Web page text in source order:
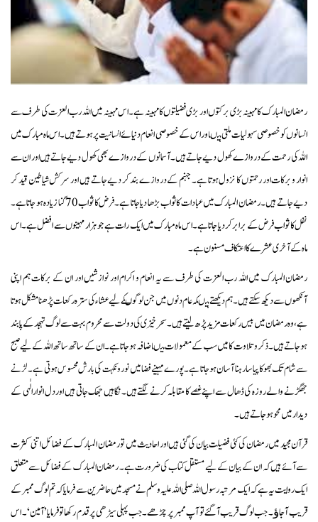
رمضان المبارک کا مہینہ بڑی برکتوں اور بڑی فضیلتوں کامہینہ ہے۔ اس مہینہ میں اللہ رب العزت کی طرف سے
انسانوں کو خصوصی سہولیات ملتی ہیںاور اس کے خصوصی انعام دنیائے انسانیت پر ہوتے ہیں۔اس ماہ مبارک میں
اللہ کی رحمت کے دروازے کھول دیے جاتے ہیں۔ آسمانوں کے دروازے بھی کھول دیے جاتے ہیں اور ان سے
انوار و برکات اور رحمتوں کا نزول ہوتا ہے۔ جہنم کے دروازے بند کر دیے جاتے ہیں اور سرکش شیاطین قید کر
دیے جاتے ہیں۔ رمضان المبارک میں عبادات کا ثواب بڑھا دیا جاتا ہے۔ فرض کا ثواب 70 گنا زیادہ ہو جاتا ہے۔
نفل کا ثواب فرض کے برابر کر دیا جاتا ہے۔ اس ماہ مبارک میں ایک رات ہے جو ہزار مہینوں سے افضل ہے۔اس
ماہ کے آخری عشرے کا اعتکاف مسنون ہے۔
رمضان المبارک میں اللہ رب العزت کی طرف سے یہ انعام و اکرام اور نوازشیں اور ان کے برکات ہم اپنی
آنکھوں سے دیکھ سکتے ہیں۔ہم دیکھتے ہیںکہ عام دنوں میں جن لوگوںکے لیے عشاءکی سترہ رکعات پڑھنا مشکل ہوتا
ہے، وہ رمضان میں بیس رکعات مزید پڑھ لیتے ہیں۔ سحر خیزی کی دولت سے محروم بہت سے لوگ تہجد کے پابند
ہو جاتے ہیں۔ ذکر و تلاوت کامیں سب کے معمولات میںاضافہ ہو جاتا ہے۔ان کے ساتھ ساتھ اللہ کے لیے صبح
سے شام تک بھوکا پیاسا رہنا آسان ہو جاتا ہے۔پورے مہینے فضا میں نور و نکہت کی بارش محسوس ہوتی ہے۔ لڑنے
جھگڑنے والے روزہ کی ڈھال سے اپنے غصے کا مقابلہ کرنے لگتے ہیں۔ نگاہیں جھک جاتی ہیں اور دل انوار الٰہی کے
دیدار میں محو ہو جاتے ہیں۔
قرآن مجید میں رمضان کی کئی فضیلت بیان کی گئی ہیں اور احادیث میں تو رمضان المبارک کے فضائل اتنی کثرت
سے آئے ہیں کہ ان کے بیان کے لیے مستقل کتاب کی ضرورت ہے۔ رمضان المبارک کے فضائل سے متعلق
ایک روایت یہ ہے کہ ایک مرتبہ رسول اللہ صلی اللہ علیہ وسلم نے مسجد میں حاضرین سے فرمایا کہ تم لوگ ممبر کے
قریب آ جاﺅ۔ جب لوگ قریب آ گئے تو آپ ممبر پر چڑھے۔ جب پہلی سیڑھی پر قدم رکھاتوفرمایا ’آمین‘۔ اس